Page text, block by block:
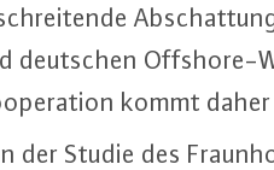
deutschen Off­shore-
kommt daher
der Studie des